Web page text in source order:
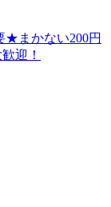
★まかない200円
迎！